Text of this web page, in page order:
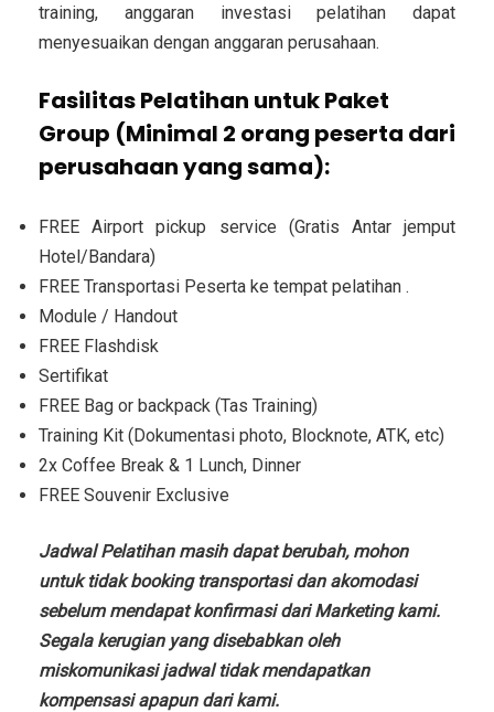
training, anggaran investasi pelatihan dapat
menyesuaikan dengan anggaran perusahaan.
Fasilitas Pelatihan untuk Paket
Group (Minimal 2 orang peserta dari
perusahaan yang sama):
FREE Airport pickup service (Gratis Antar jemput
Hotel/Bandara)
FREE Transportasi Peserta ke tempat pelatihan .
Module / Handout
FREE Flashdisk
Sertifikat
FREE Bag or backpack (Tas Training)
Training Kit (Dokumentasi photo, Blocknote, ATK, etc)
2x Coffee Break & 1 Lunch, Dinner
FREE Souvenir Exclusive
Jadwal Pelatihan masih dapat berubah, mohon
untuk tidak booking transportasi dan akomodasi
sebelum mendapat konfirmasi dari Marketing kami.
Segala kerugian yang disebabkan oleh
miskomunikasi jadwal tidak mendapatkan
kompensasi apapun dari kami.